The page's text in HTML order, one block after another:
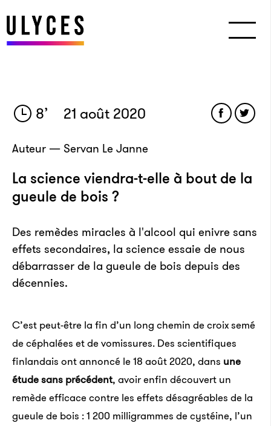
8’ 21 août 2020
Auteur — Servan Le Janne
La science viendra-t-elle à bout de la
gueule de bois ?
Des remèdes miracles à l'alcool qui enivre sans
effets secondaires, la science essaie de nous
débarrasser de la gueule de bois depuis des
décennies.
C’est peut-être la fin d’un long chemin de croix semé
de céphalées et de vomissures. Des scientifiques
finlandais ont annoncé le 18 août 2020, dans une
étude sans précédent, avoir enfin découvert un
remède efficace contre les effets désagréables de la
gueule de bois : 1 200 milli­grammes de cystéine, l’un